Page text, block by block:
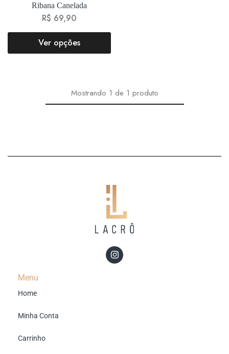
Ribana Canelada
R$ 69,90
Ver opções
Mostrando 1 de 1 produto
Menu
Home
Minha Conta
Carrinho